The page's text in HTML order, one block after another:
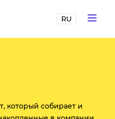
RU
который собирает и